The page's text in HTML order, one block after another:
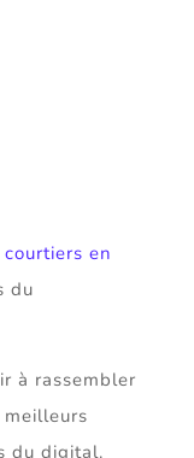
en
du
à rassembler
du digital.